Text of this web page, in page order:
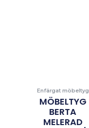
Enfärgat möbeltyg
MÖBELTYG
BERTA
MELERAD